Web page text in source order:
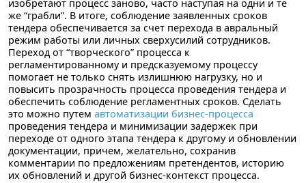
изобретают процесс заново, часто наступая на одни и те
же “грабли”. В итоге, соблюдение заявленных сроков
тендера обеспечивается за счет перехода в авральный
режим работы или личных сверхусилий сотрудников.
Переход от “творческого” процесса к
регламентированному и предсказуемому процессу
помогает не только снять излишнюю нагрузку, но и
повысить прозрачность процесса проведения тендера и
обеспечить соблюдение регламентных сроков. Сделать
это можно путем автоматизации бизнес-процесса
проведения тендера и минимизации задержек при
переходе от одного этапа тендера к другому и обновлении
документации, причем, желательно, сохранив
комментарии по предложениям претендентов, историю
их обновлений и другой бизнес-контекст процесса.